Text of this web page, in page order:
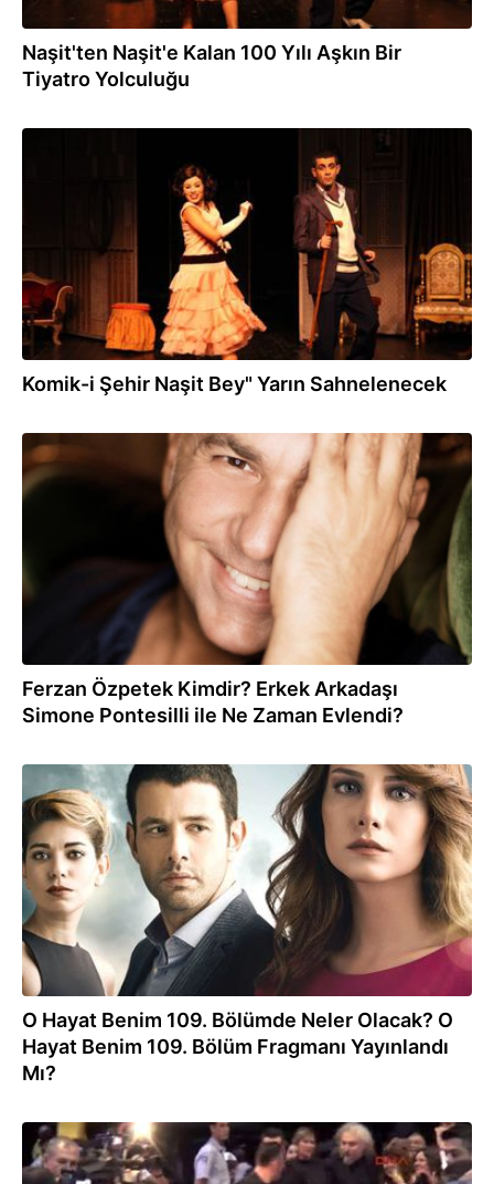
Naşit'ten Naşit'e Kalan 100 Yılı Aşkın Bir
Tiyatro Yolculuğu
Komik-i Şehir Naşit Bey" Yarın Sahnelenecek
22.12.2016
Ferzan Özpetek Kimdir? Erkek Arkadaşı
Simone Pontesilli ile Ne Zaman Evlendi?
07.11.2016
O Hayat Benim 109. Bölümde Neler Olacak? O
Hayat Benim 109. Bölüm Fragmanı Yayınlandı
Mı?
25.09.2016